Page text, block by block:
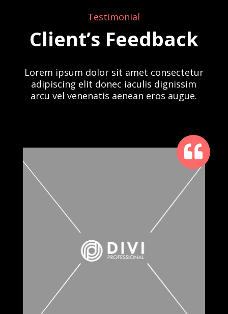
Testimonial
Client’s Feedback
Lorem ipsum dolor sit amet consectetur
adipiscing elit donec iaculis dignissim
arcu vel venenatis aenean eros augue.
